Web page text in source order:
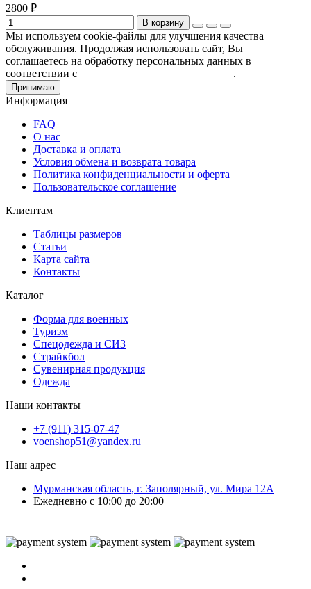
2800 ₽
В корзину
Мы используем cookie-файлы для улучшения качества
обслуживания. Продолжая использовать сайт, Вы
соглашаетесь на обработку персональных данных в
соответствии с
.
Принимаю
Информация
FAQ
О нас
Доставка и оплата
Условия обмена и возврата товара
Политика конфиденциальности и оферта
Пользовательское соглашение
Клиентам
Таблицы размеров
Статьи
Карта сайта
Контакты
Каталог
Форма для военных
Туризм
Спецодежда и СИЗ
Страйкбол
Сувенирная продукция
Одежда
Наши контакты
+7 (911) 315-07-47
voenshop51@yandex.ru
Наш адрес
Мурманская область, г. Заполярный, ул. Мира 12А
Ежедневно с 10:00 до 20:00